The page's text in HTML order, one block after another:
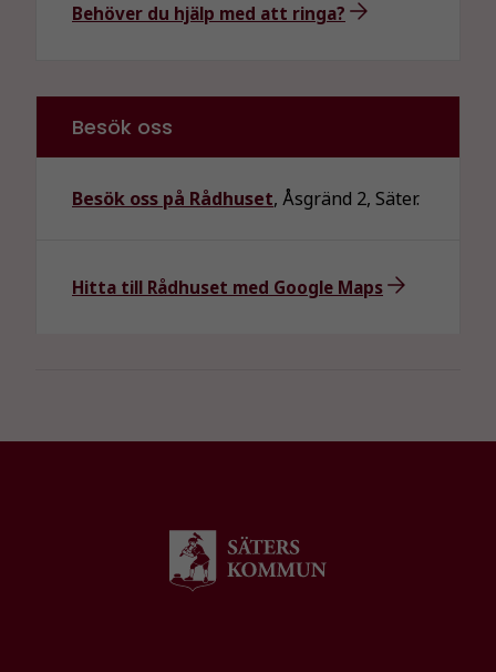
Behöver du hjälp med att ringa?
Besök oss
Besök oss på Rådhuset, Åsgränd 2, Säter.
Hitta till Rådhuset med Google Maps